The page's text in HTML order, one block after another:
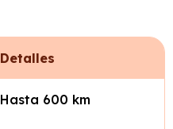
Detalles
Hasta 600 km